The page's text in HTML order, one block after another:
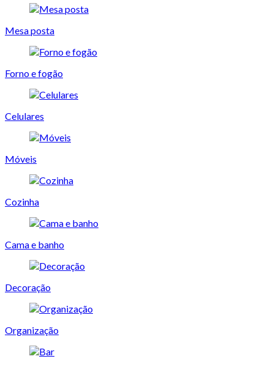
Mesa posta
Forno e fogão
Celulares
Móveis
Cozinha
Cama e banho
Decoração
Organização